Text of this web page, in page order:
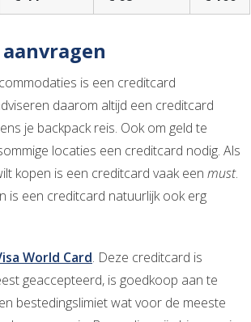
is een creditcard
daarom altijd een creditcard
je backpack reis. Ook om geld te
locaties een creditcard nodig. Als
kopen is een creditcard vaak een must.
is een creditcard natuurlijk ook erg
World Card. Deze creditcard is
geaccepteerd, is goedkoop aan te
bestedingslimiet wat voor de meeste